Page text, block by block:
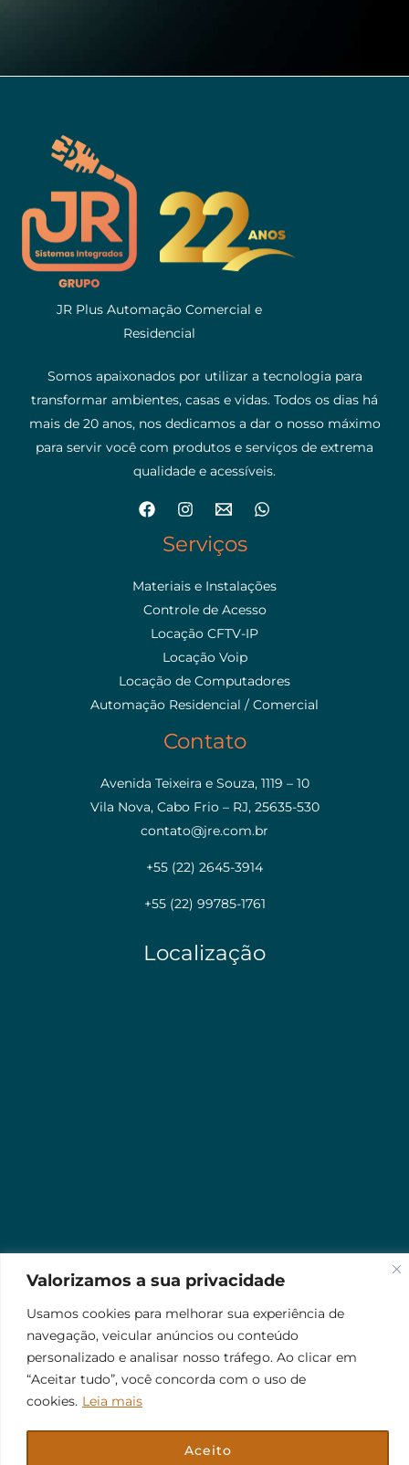
cookies. Leia mais
Não aceito
JR Plus Automação Comercial e
Residencial
Somos apaixonados por utilizar a tecnologia para
transformar ambientes, casas e vidas. Todos os dias há
mais de 20 anos, nos dedicamos a dar o nosso máximo
para servir você com produtos e serviços de extrema
qualidade e acessíveis.
Serviços
Materiais e Instalações
Controle de Acesso
Locação CFTV-IP
Locação Voip
Locação de Computadores
Automação Residencial / Comercial
Contato
Avenida Teixeira e Souza, 1119 – 10
Vila Nova, Cabo Frio – RJ, 25635-530
contato@jre.com.br
+55 (22) 2645-3914
+55 (22) 99785-1761
Localização
© 2026 Jr Plus Automação Comercial e Residencial
CriaçãoCesarWeb
Fale Conosco